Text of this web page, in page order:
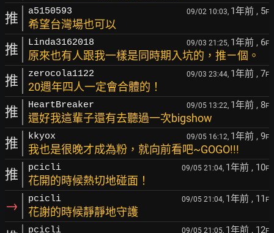
推 a5150593 09/02 10:03, 1年前 , 5F
希望台灣場也可以
推 Linda3162018 09/03 21:25, 1年前 , 6F
原來也有人跟我一樣是同時期入坑的，推ㄧ個。
推 zerocola1122 09/03 23:44, 1年前 , 7F
20週年四人一定會合體的！
推 HeartBreaker 09/05 13:22, 1年前 , 8F
還好我這輩子還有去聽過一次bigshow
推 kkyox 09/05 16:12, 1年前 , 9F
我也是很晚才成為粉，就向前看吧~GOGO!!!
推 pcicli 09/05 21:04, 1年前 , 10F
花開的時候熱切地碰面！
→ pcicli 09/05 21:04, 1年前 , 11 F
花謝的時候靜靜地守護
pcicli 09/05 21:05, 1年前 , 12F